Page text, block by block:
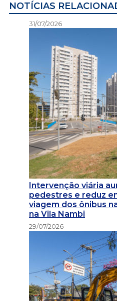
NOTÍCIAS
31/07/2026
Intervenção viária
pedestres e reduz
viagem dos ônibus
na Vila Nambi
29/07/2026